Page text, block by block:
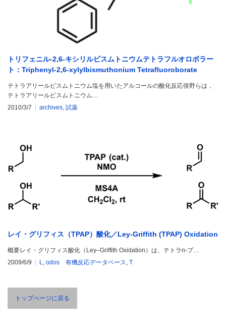
トリフェニル-2,6-キシリルビスムトニウムテトラフルオロボラー
ト：Triphenyl-2,6-xylylbismuthonium Tetrafluoroborate
テトラアリールビスムトニウム塩を用いたアルコールの酸化反応俣野らは，
テトラアリールビスムトニウム…
2010/3/7
archives 試薬
レイ・グリフィス（TPAP）酸化／Ley-Griffith (TPAP) Oxidation
概要レイ・グリフィス酸化（Ley–Griffith Oxidation）は、テトラn-プ…
2009/6/9
L, odos 有機反応データベース, T
トップページに戻る